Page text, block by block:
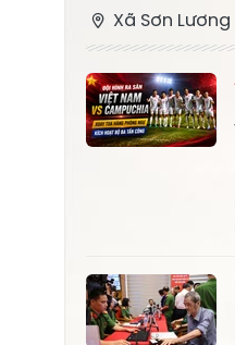
Xã Sơn Lương
Bằng La
Xã Nghĩa Tâm
Xã Mậu A